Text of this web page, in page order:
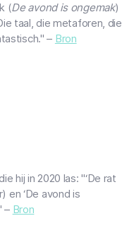
(De avond is ongemak)
taal, die metaforen, die
– Bron
hij in 2020 las: "‘De rat
en ‘De avond is
– Bron